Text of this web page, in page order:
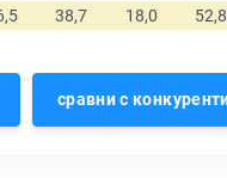
сравни с